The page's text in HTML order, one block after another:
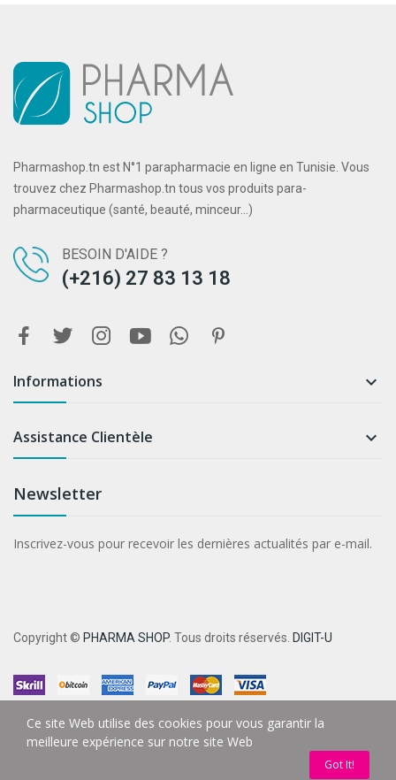
Pharmashop.tn est N°1 parapharmacie en ligne en Tunisie. Vous
trouvez chez Pharmashop.tn tous vos produits para-
pharmaceutique (santé, beauté, minceur...)
BESOIN D'AIDE ?
(+216) 27 83 13 18
Informations 
Assistance Clientèle 
Newsletter
Inscrivez-vous pour recevoir les dernières actualités par e-mail.
Copyright © PHARMA SHOP. Tous droits réservés. DIGIT-U
Ce site Web utilise des cookies pour vous garantir la
meilleure expérience sur notre site Web
Got It!